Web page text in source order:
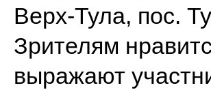
Верх-Тула, пос.
Зрителям
выражают